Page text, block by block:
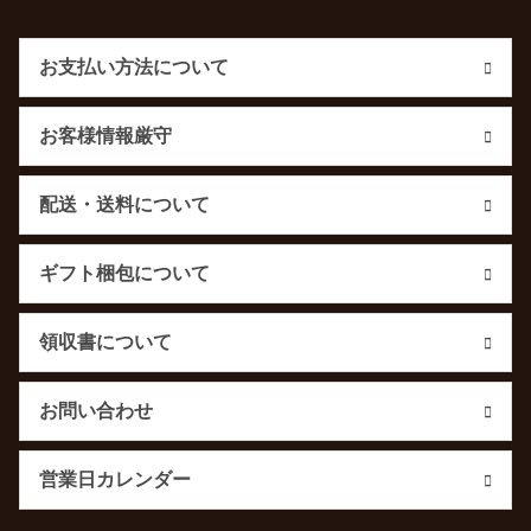
お支払い方法について
お客様情報厳守
配送・送料について
ギフト梱包について
領収書について
お問い合わせ
営業日カレンダー